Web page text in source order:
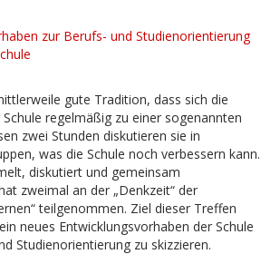
zur Berufs- und Studienorientierung
gute Tradition, dass sich die
regelmäßig zu einer sogenannten
zwei Stunden diskutieren sie in
was die Schule noch verbessern kann.
diskutiert und gemeinsam
zweimal an der „Denkzeit“ der
teilgenommen. Ziel dieser Treffen
neues Entwicklungsvorhaben der Schule
Studienorientierung zu skizzieren.